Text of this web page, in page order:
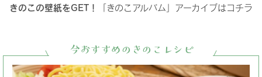
きのこの壁紙をGET！ 「きのこアルバム」アーカイブはコチラ
今おすすめのきのこレシピ